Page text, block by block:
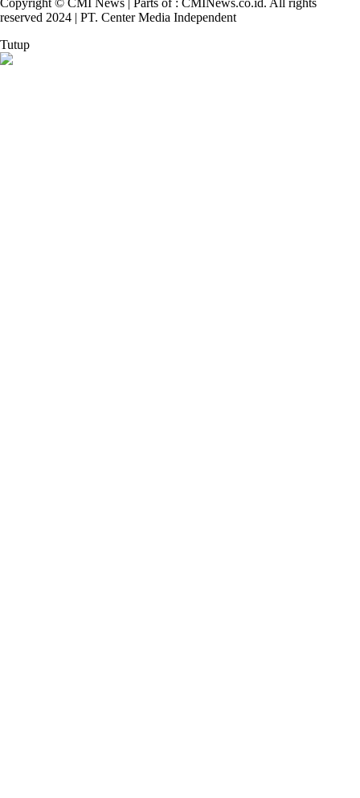
Copyright © CMI News | Parts of : CMINews.co.id. All rights
reserved 2024 | PT. Center Media Independent
Tutup